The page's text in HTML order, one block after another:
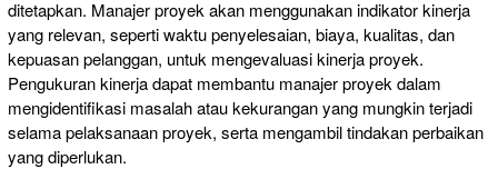
ditetapkan. Manajer proyek akan menggunakan indikator kinerja
yang relevan, seperti waktu penyelesaian, biaya, kualitas, dan
kepuasan pelanggan, untuk mengevaluasi kinerja proyek.
Pengukuran kinerja dapat membantu manajer proyek dalam
mengidentifikasi masalah atau kekurangan yang mungkin terjadi
selama pelaksanaan proyek, serta mengambil tindakan perbaikan
yang diperlukan.